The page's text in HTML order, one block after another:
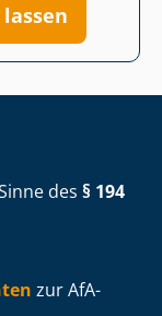
des § 194
zur AfA-